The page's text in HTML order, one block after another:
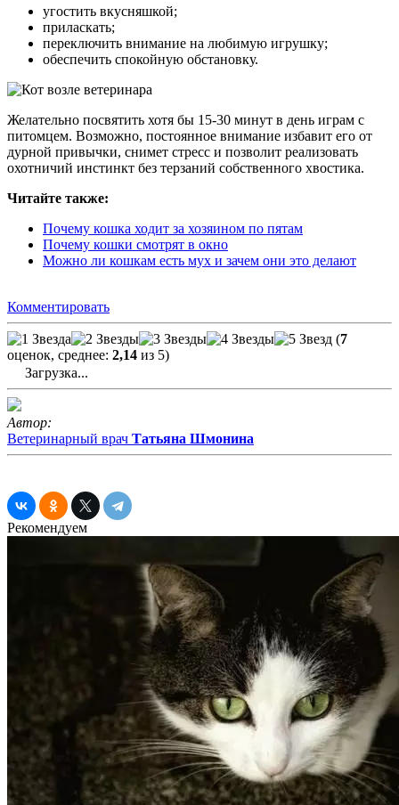
угостить вкусняшкой;
приласкать;
переключить внимание на любимую игрушку;
обеспечить спокойную обстановку.
Желательно посвятить хотя бы 15-30 минут в день играм с
питомцем. Возможно, постоянное внимание избавит его от
дурной привычки, снимет стресс и позволит реализовать
охотничий инстинкт без терзаний собственного хвостика.
Читайте также:
Почему кошка ходит за хозяином по пятам
Почему кошки смотрят в окно
Можно ли кошкам есть мух и зачем они это делают
Комментировать
(7
оценок, среднее: 2,14 из 5)
Загрузка...
Автор:
Ветеринарный врач Татьяна Шмонина
Рекомендуем